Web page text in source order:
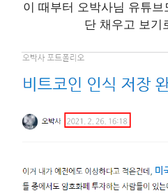
이 때부터 오박사님 유튜
단 채우고 보기